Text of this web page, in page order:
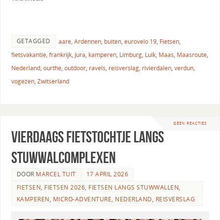
GETAGGED aare, Ardennen, buiten, eurovelo 19, Fietsen,
fietsvakantie, frankrijk, Jura, kamperen, Limburg, Luik, Maas, Maasroute,
Nederland, ourthe, outdoor, ravels, reisverslag, rivierdalen, verdun,
vogezen, Zwitserland
GEEN REACTIES
Vierdaags Fietstochtje langs
stuwwalcomplexen
DOOR MARCEL TUIT
17 APRIL 2026
FIETSEN, FIETSEN 2026, FIETSEN LANGS STUWWALLEN,
KAMPEREN, MICRO-ADVENTURE, NEDERLAND, REISVERSLAG